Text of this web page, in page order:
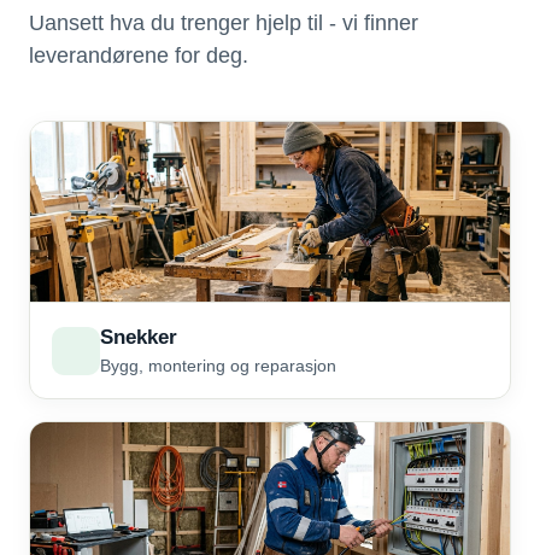
Uansett hva du trenger hjelp til - vi finner
leverandørene for deg.
Snekker
Bygg, montering og reparasjon